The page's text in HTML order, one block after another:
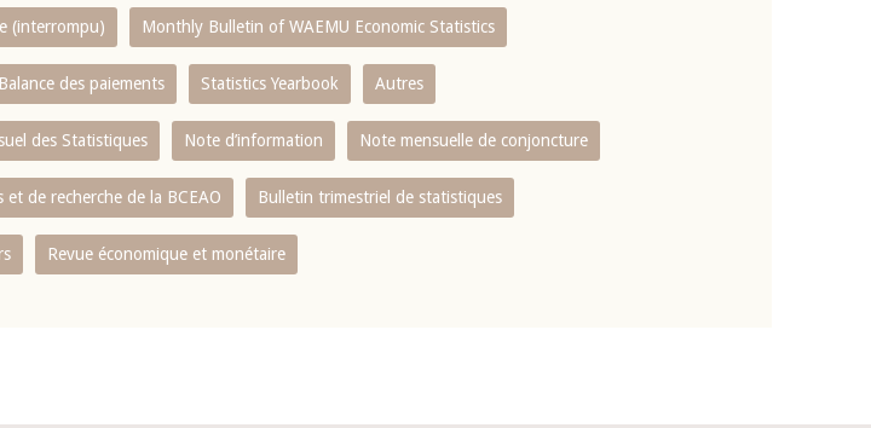
(interrompu) Monthly Bulletin of WAEMU Economic Statistics
Balance des paiements Statistics Yearbook Autres
des Statistiques Note d’information Note mensuelle de conjoncture
et de recherche de la BCEAO Bulletin trimestriel de statistiques
Revue économique et monétaire